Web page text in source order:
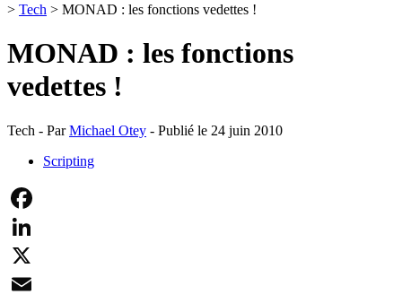
> Tech > MONAD : les fonctions vedettes !
MONAD : les fonctions
vedettes !
Tech - ParMichael Otey - Publié le 24 juin 2010
Scripting
Facebook
LinkedIn
X